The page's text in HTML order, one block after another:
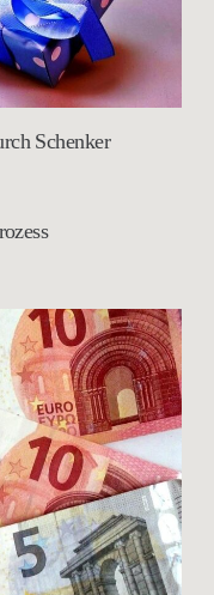
Schenker